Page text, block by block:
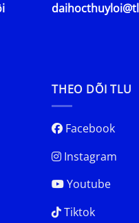
THEO DÕI TLU
Facebook
Instagram
Youtube
Tiktok